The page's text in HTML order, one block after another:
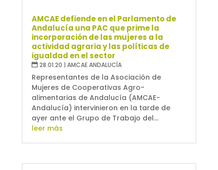
AMCAE defiende en el Parlamento de
Andalucía una PAC que prime la
incorporación de las mujeres a la
actividad agraria y las políticas de
igualdad en el sector
28.01.20 | AMCAE ANDALUCÍA
Representantes de la Asociación de
Mujeres de Cooperativas Agro-
alimentarias de Andalucía (AMCAE-
Andalucía) intervinieron en la tarde de
ayer ante el Grupo de Trabajo del...
leer más